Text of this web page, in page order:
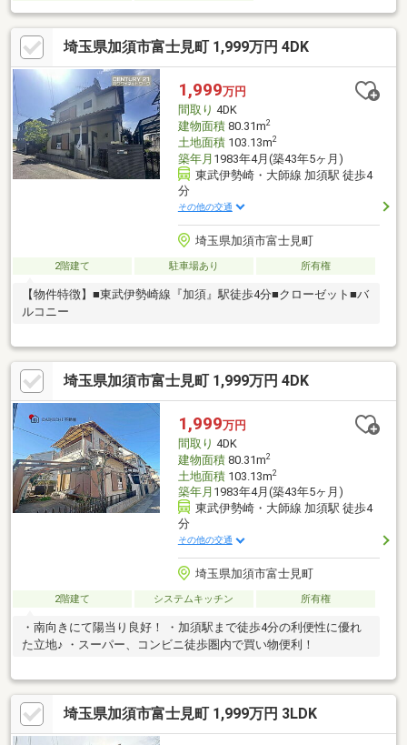
埼玉県加須市富士見町 1,999万円 4DK
1,999万円
間取り 4DK
建物面積80.31m2
土地面積103.13m2
築年月 1983年4月(築43年5ヶ月)
東武伊勢崎・大師線 加須駅 徒歩4
分
その他の交通
埼玉県加須市富士見町
2階建て 駐車場あり 所有権
【物件特徴】■東武伊勢崎線『加須』駅徒歩4分■クローゼット■バ
ルコニー
埼玉県加須市富士見町 1,999万円 4DK
1,999万円
間取り 4DK
建物面積80.31m2
土地面積103.13m2
築年月 1983年4月(築43年5ヶ月)
東武伊勢崎・大師線 加須駅 徒歩4
分
その他の交通
埼玉県加須市富士見町
2階建て システムキッチン 所有権
・南向きにて陽当り良好！ ・加須駅まで徒歩4分の利便性に優れ
た立地♪ ・スーパー、コンビニ徒歩圏内で買い物便利！
埼玉県加須市富士見町 1,999万円 3LDK